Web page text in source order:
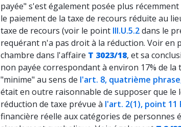
payée" s'est également posée plus
le paiement de la taxe de recours réduite au
taxe de recours (voir le point III.U.5.2dans le
requérant n'a pas droit à la réduction. Voir en
chambre dans l'affaire T 3023/18, et sa
non payée correspondant à environ 17% de
"minime" au sens de l'art. 8, quatrième
était en outre raisonnable de supposer que le
réduction de taxe prévue à l'art. 2(1), point 11
financière réelle aux catégories de personnes